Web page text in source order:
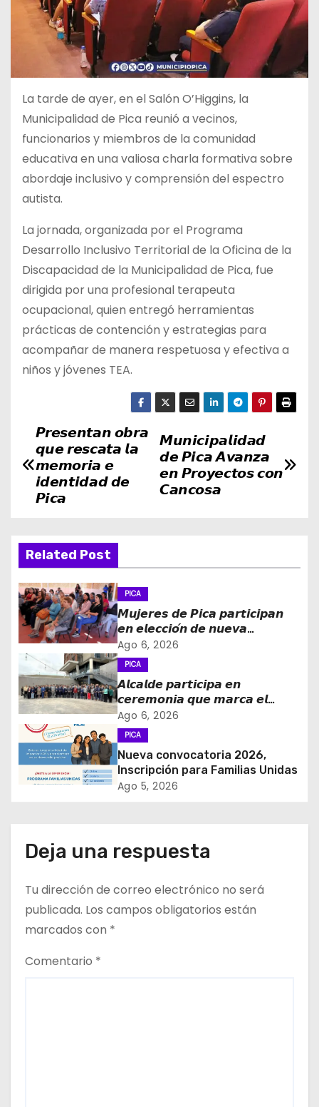
La tarde de ayer, en el Salón O’Higgins, la
Municipalidad de Pica reunió a vecinos,
funcionarios y miembros de la comunidad
educativa en una valiosa charla formativa sobre
abordaje inclusivo y comprensión del espectro
autista.
La jornada, organizada por el Programa
Desarrollo Inclusivo Territorial de la Oficina de la
Discapacidad de la Municipalidad de Pica, fue
dirigida por una profesional terapeuta
ocupacional, quien entregó herramientas
prácticas de contención y estrategias para
acompañar de manera respetuosa y efectiva a
niños y jóvenes TEA.
N
a
g
a
c
i
ó
n
d
e
t
r
a
𝙈𝙪𝙣𝙞𝙘𝙞𝙥𝙖𝙡𝙞𝙙𝙖𝙙
𝙙𝙚 𝙋𝙞𝙘𝙖 𝘼𝙫𝙖𝙣𝙯𝙖
𝙚𝙣 𝙋𝙧𝙤𝙮𝙚𝙘𝙩𝙤𝙨 𝙘𝙤𝙣
𝘾𝙖𝙣𝙘𝙤𝙨𝙖
𝙋𝙧𝙚𝙨𝙚𝙣𝙩𝙖𝙣 𝙤𝙗𝙧𝙖
𝙦𝙪𝙚 𝙧𝙚𝙨𝙘𝙖𝙩𝙖 𝙡𝙖
𝙢𝙚𝙢𝙤𝙧𝙞𝙖 𝙚
𝙞𝙙𝙚𝙣𝙩𝙞𝙙𝙖𝙙 𝙙𝙚
𝙋𝙞𝙘𝙖
Related Post
PICA
𝙈𝙪𝙟𝙚𝙧𝙚𝙨 𝙙𝙚 𝙋𝙞𝙘𝙖 𝙥𝙖𝙧𝙩𝙞𝙘𝙞𝙥𝙖𝙣
𝙚𝙣 𝙚𝙡𝙚𝙘𝙘𝙞𝙤́𝙣 𝙙𝙚 𝙣𝙪𝙚𝙫𝙖
𝙙𝙞𝙧𝙚𝙘𝙩𝙞𝙫𝙖 𝙙𝙚 𝙡𝙖 𝙈𝙚𝙨𝙖 𝙙𝙚 𝙡𝙖
𝙈𝙪𝙟𝙚𝙧 𝙍𝙪𝙧𝙖𝙡 𝙚 𝙄𝙣𝙙𝙞́𝙜𝙚𝙣𝙖
Ago 6, 2026
PICA
𝘼𝙡𝙘𝙖𝙡𝙙𝙚 𝙥𝙖𝙧𝙩𝙞𝙘𝙞𝙥𝙖 𝙚𝙣
𝙘𝙚𝙧𝙚𝙢𝙤𝙣𝙞𝙖 𝙦𝙪𝙚 𝙢𝙖𝙧𝙘𝙖 𝙚𝙡
𝙞𝙣𝙜𝙧𝙚𝙨𝙤 𝙙𝙚 𝙚𝙜𝙧𝙚𝙨𝙖𝙙𝙤𝙨 𝙙𝙚𝙡
𝙇𝙞𝙘𝙚𝙤 𝘽𝙞𝙘𝙚𝙣𝙩𝙚𝙣𝙖𝙧𝙞𝙤 𝙋𝙖𝙙𝙧𝙚
𝘼𝙡𝙗𝙚𝙧𝙩𝙤 𝙃𝙪𝙧𝙩𝙖𝙙𝙤 𝙙𝙚 𝙋𝙞𝙘𝙖 𝙖 𝙡𝙖
𝙞𝙣𝙙𝙪𝙨𝙩𝙧𝙞𝙖 𝙢𝙞𝙣𝙚𝙧𝙖
Ago 6, 2026
PICA
Nueva convocatoria 2026,
Inscripción para Familias Unidas
Ago 5, 2026
Deja una respuesta
Tu dirección de correo electrónico no será
publicada. Los campos obligatorios están
marcados con *
Comentario *